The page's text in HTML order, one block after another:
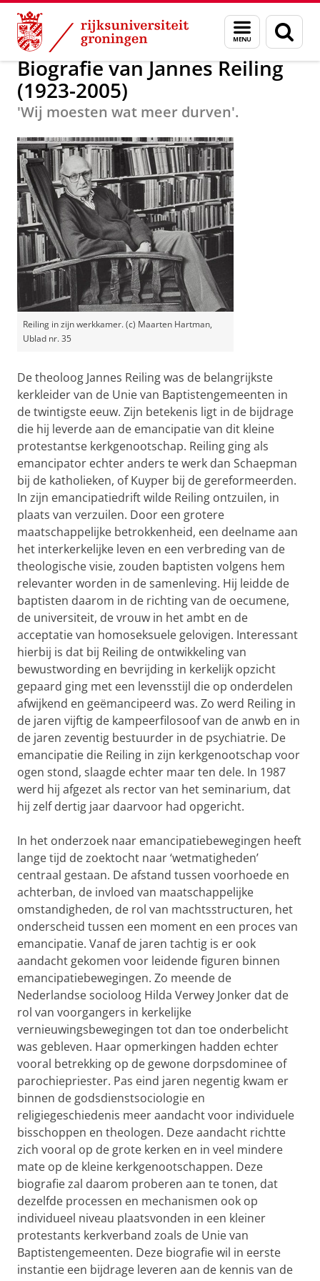
Skip
Content
Skip
Navigation
Menu
en
zoeken
Onderzoek Biografie Instituut
Biografie van Jannes Reiling
(1923-2005)
'Wij moesten wat meer durven'.
Reiling in zijn werkkamer. (c) Maarten Hartman,
Ublad nr. 35
De theoloog Jannes Reiling was de belangrijkste
kerkleider van de Unie van Baptistengemeenten in
de twintigste eeuw. Zijn betekenis ligt in de bijdrage
die hij leverde aan de emancipatie van dit kleine
protestantse kerkgenootschap. Reiling ging als
emancipator echter anders te werk dan Schaepman
bij de katholieken, of Kuyper bij de gereformeerden.
In zijn emancipatiedrift wilde Reiling ontzuilen, in
plaats van verzuilen. Door een grotere
maatschappelijke betrokkenheid, een deelname aan
het interkerkelijke leven en een verbreding van de
theologische visie, zouden baptisten volgens hem
relevanter worden in de samenleving. Hij leidde de
baptisten daarom in de richting van de oecumene,
de universiteit, de vrouw in het ambt en de
acceptatie van homoseksuele gelovigen. Interessant
hierbij is dat bij Reiling de ontwikkeling van
bewustwording en bevrijding in kerkelijk opzicht
gepaard ging met een levensstijl die op onderdelen
afwijkend en geëmancipeerd was. Zo werd Reiling in
de jaren vijftig de kampeerfilosoof van de anwb en in
de jaren zeventig bestuurder in de psychiatrie. De
emancipatie die Reiling in zijn kerkgenootschap voor
ogen stond, slaagde echter maar ten dele. In 1987
werd hij afgezet als rector van het seminarium, dat
hij zelf dertig jaar daarvoor had opgericht.
In het onderzoek naar emancipatiebewegingen heeft
lange tijd de zoektocht naar ‘wetmatigheden’
centraal gestaan. De afstand tussen voorhoede en
achterban, de invloed van maatschappelijke
omstandigheden, de rol van machtsstructuren, het
onderscheid tussen een moment en een proces van
emancipatie. Vanaf de jaren tachtig is er ook
aandacht gekomen voor leidende figuren binnen
emancipatiebewegingen. Zo meende de
Nederlandse socioloog Hilda Verwey Jonker dat de
rol van voorgangers in kerkelijke
vernieuwingsbewegingen tot dan toe onderbelicht
was gebleven. Haar opmerkingen hadden echter
vooral betrekking op de gewone dorpsdominee of
parochiepriester. Pas eind jaren negentig kwam er
binnen de godsdienstsociologie en
religiegeschiedenis meer aandacht voor individuele
bisschoppen en theologen. Deze aandacht richtte
zich vooral op de grote kerken en in veel mindere
mate op de kleine kerkgenootschappen. Deze
biografie zal daarom proberen aan te tonen, dat
dezelfde processen en mechanismen ook op
individueel niveau plaatsvonden in een kleiner
protestants kerkverband zoals de Unie van
Baptistengemeenten. Deze biografie wil in eerste
instantie een bijdrage leveren aan de kennis van de